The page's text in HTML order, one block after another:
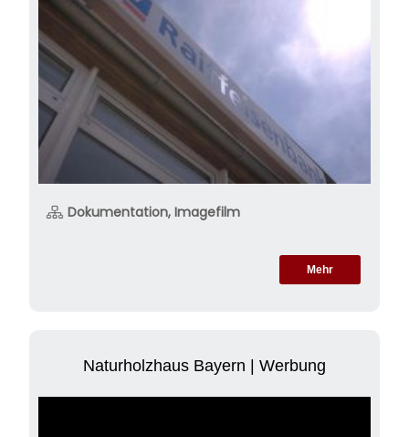
Dokumentation, Imagefilm
Mehr
Naturholzhaus Bayern | Werbung